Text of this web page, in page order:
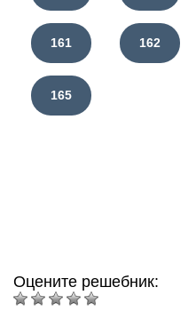
161 162
165
Оцените решебник: